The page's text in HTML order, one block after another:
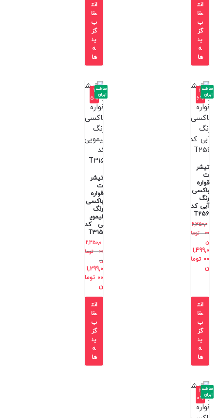
انت
خا
ب
گز
ین
ه
ها
انت
خا
ب
گز
ین
ه
ها
-3
6%
تیشر
ت
قواره
باکسی
رنگ
آبی کد
T256
2,350,0
00
توما
ن
1,499,0
00 توما
ن
ساخت
ایران
انت
خا
ب
گز
ین
ه
ها
-4
5%
تیشر
ت
قواره
باکسی
رنگ
لیموی
ی کد
T315
2,350,0
00
توما
ن
1,299,0
00 توما
ن
ساخت
ایران
انت
خا
ب
گز
ین
ه
ها
-4
0%
ساخت
ایران